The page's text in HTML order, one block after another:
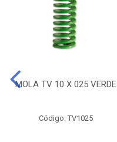
MOLA TV 10 X 025 VERDE
Código: TV1025